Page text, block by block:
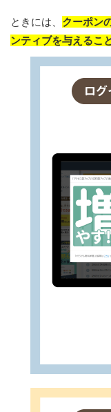
ときには、 クーポン
ンティブを与えるこ